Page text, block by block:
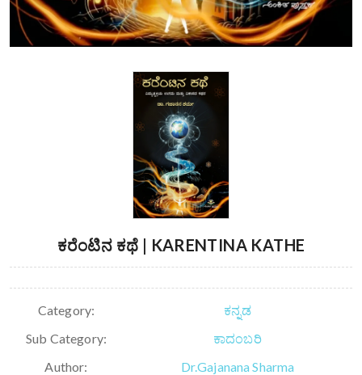
ಕರೆಂಟಿನ ಕಥೆ | KARENTINA KATHE
Category:
ಕನ್ನಡ
Sub Category:
ಕಾದಂಬರಿ
Author:
Dr.Gajanana Sharma